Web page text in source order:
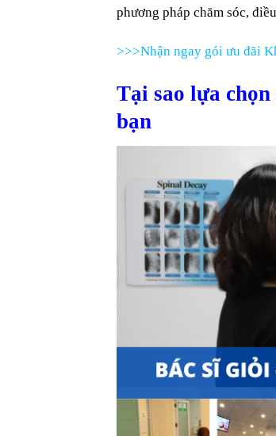
phương pháp chăm sóc,
>>>Nhận ngay gói ưu đãi
Tại sao lựa
bạn